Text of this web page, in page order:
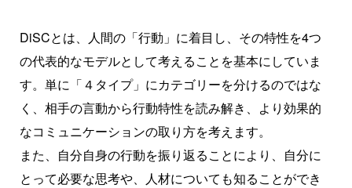
DiSCとは、人間の「行動」に着目し、その特性を4つ
の代表的なモデルとして考えることを基本にしていま
す。単に「４タイプ」にカテゴリーを分けるのではな
く、相手の言動から行動特性を読み解き、より効果的
なコミュニケーションの取り方を考えます。
また、自分自身の行動を振り返ることにより、自分に
とって必要な思考や、人材についても知ることができ